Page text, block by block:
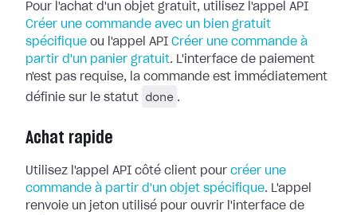
Pour l'achat d'un objet gratuit, utilisez l'appel API
Créer une commande avec un bien gratuit
spécifique ou l'appel API Créer une commande à
partir d'un panier gratuit. L'interface de paiement
n'est pas requise, la commande est immédiatement
définie sur le statut
done .
Achat rapide
Utilisez l'appel API côté client pour créer une
commande à partir d'un objet spécifique. L'appel
renvoie un jeton utilisé pour ouvrir l'interface de